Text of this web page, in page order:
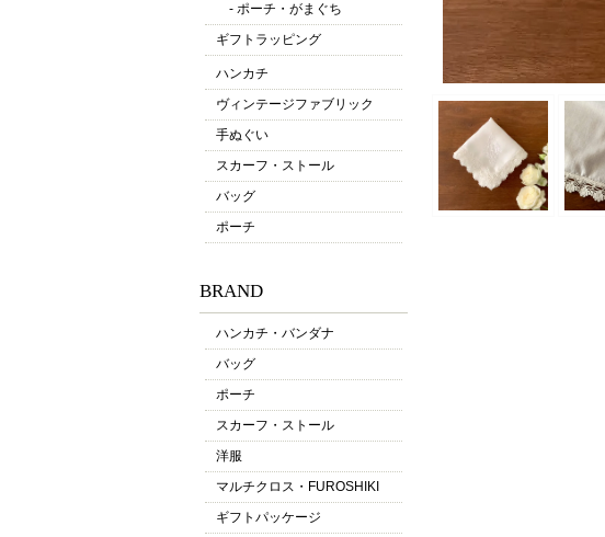
- ポーチ・がまぐち
ギフトラッピング
ハンカチ
ヴィンテージファブリック
手ぬぐい
スカーフ・ストール
バッグ
ポーチ
BRAND
ハンカチ・バンダナ
バッグ
ポーチ
スカーフ・ストール
洋服
マルチクロス・FUROSHIKI
ギフトパッケージ